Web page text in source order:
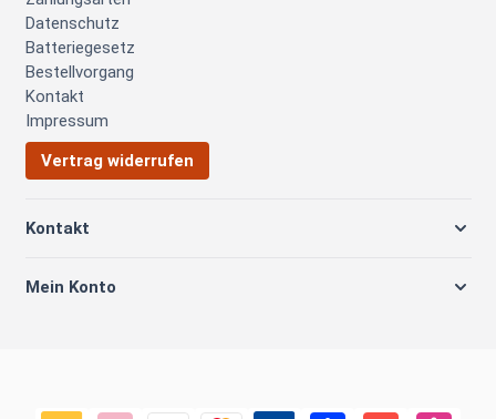
Datenschutz
Batteriegesetz
Bestellvorgang
Kontakt
Impressum
Vertrag widerrufen
Kontakt
Mein Konto